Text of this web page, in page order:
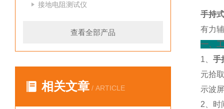
接地电阻测试仪
查看全部产品
相关文章 / ARTICLE
手持
有力
一、
1、手
元拾
示波
2、时